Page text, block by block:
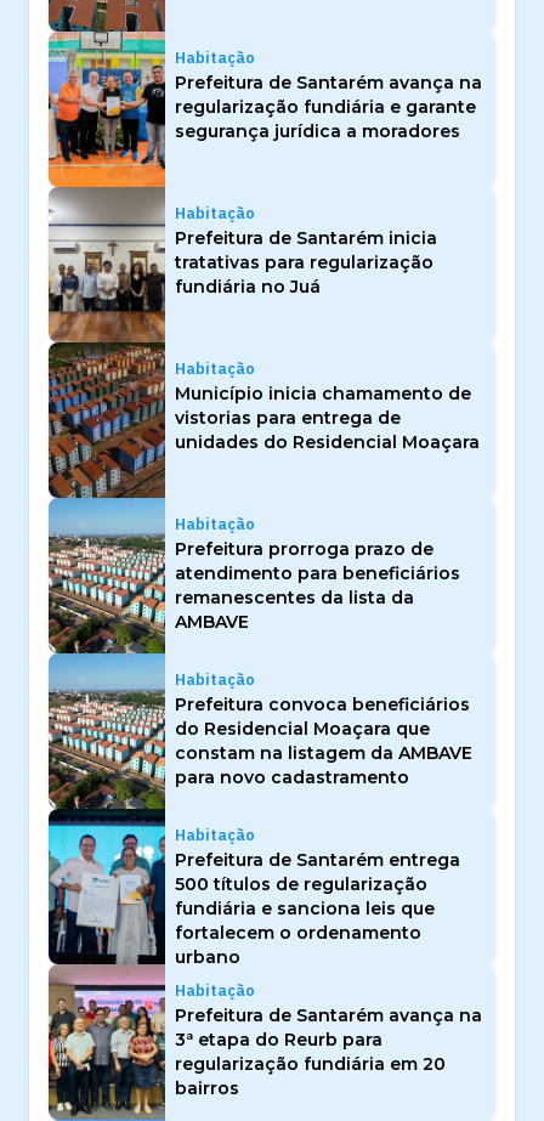
Habitação
Prefeitura de Santarém avança na
regularização fundiária e garante
segurança jurídica a moradores
Habitação
Prefeitura de Santarém inicia
tratativas para regularização
fundiária no Juá
Habitação
Município inicia chamamento de
vistorias para entrega de
unidades do Residencial Moaçara
Habitação
Prefeitura prorroga prazo de
atendimento para beneficiários
remanescentes da lista da
AMBAVE
Habitação
Prefeitura convoca beneficiários
do Residencial Moaçara que
constam na listagem da AMBAVE
para novo cadastramento
Habitação
Prefeitura de Santarém entrega
500 títulos de regularização
fundiária e sanciona leis que
fortalecem o ordenamento
urbano
Habitação
Prefeitura de Santarém avança na
3ª etapa do Reurb para
regularização fundiária em 20
bairros